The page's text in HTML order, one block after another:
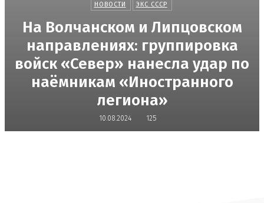
НОВОСТИ ЭКС СССР
На Волчанском и Липцовском
направлениях: группировка
войск «Север» нанесла удар по
наёмникам «Иностранного
легиона»
10.08.2024 125